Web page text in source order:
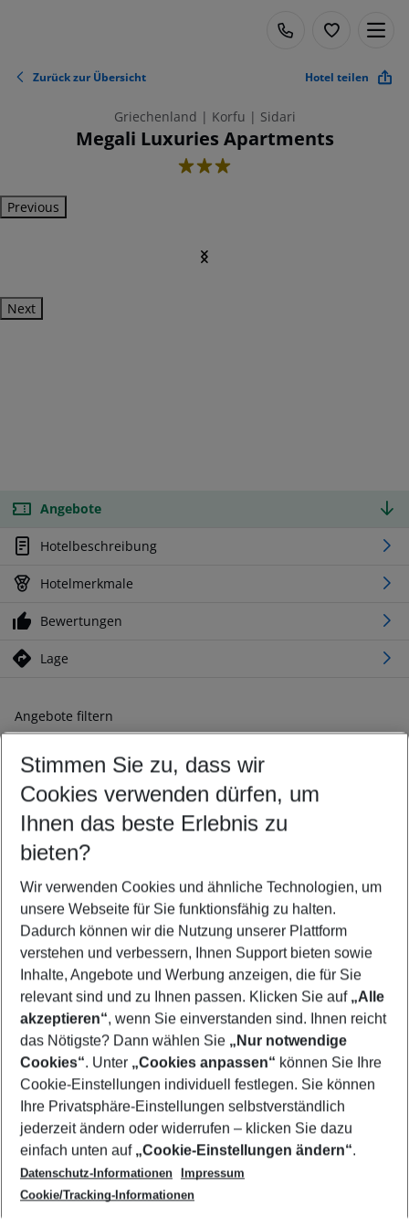
Zurück zur Übersicht Hotel teilen
Griechenland | Korfu | Sidari
Megali Luxuries Apartments
3
Previous
Next
Angebote
Hotelbeschreibung
Hotelmerkmale
Bewertungen
Lage
Angebote filtern
Ändern Sie Ihre Kriterien nach Ihren Wünschen
Abflughafen wählen
Beliebiger Abflughafen
Reisezeitraum wählen
08.08.26– 06.08.27 5-8 Nächte
2 Erwachsene Keine Kinder
Mehr Filter anzeigen
Footer
Footer navigation
Über uns
AGB
Cookie-Einstellungen ändern
Cookie-Richtlinie
Datenschutz
Service & Hilfe
Barrierefreies Reisen
Check-in
Folgen Sie uns
Stimmen Sie zu, dass wir
Cookies verwenden dürfen, um
Ihnen das beste Erlebnis zu
bieten?
Wir verwenden Cookies und ähnliche Technologien, um
unsere Webseite für Sie funktionsfähig zu halten.
Dadurch können wir die Nutzung unserer Plattform
verstehen und verbessern, Ihnen Support bieten sowie
Inhalte, Angebote und Werbung anzeigen, die für Sie
relevant sind und zu Ihnen passen. Klicken Sie auf „Alle
akzeptieren“, wenn Sie einverstanden sind. Ihnen reicht
das Nötigste? Dann wählen Sie „Nur notwendige
Cookies“. Unter „Cookies anpassen“ können Sie Ihre
Cookie-Einstellungen individuell festlegen. Sie können
Ihre Privatsphäre-Einstellungen selbstverständlich
jederzeit ändern oder widerrufen – klicken Sie dazu
einfach unten auf „Cookie-Einstellungen ändern“.
Datenschutz-Informationen
Impressum
Cookie/Tracking-Informationen